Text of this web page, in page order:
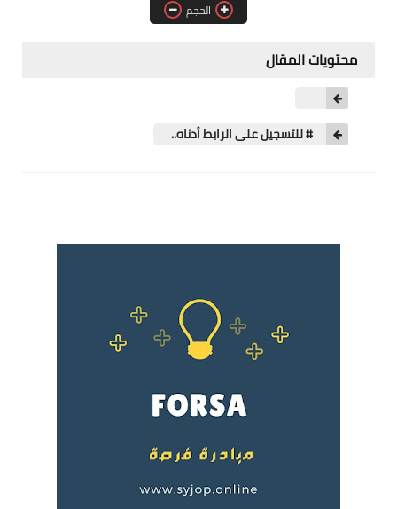
فرص عمل في العراق
دورات تدريبية
الحجم
محتويات المقال
# للتسجيل على الرابط أدناه..